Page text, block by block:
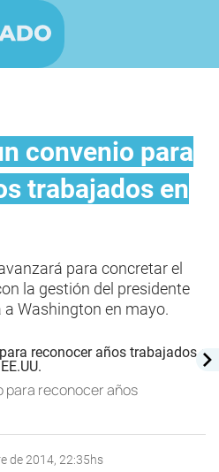
convenio para
trabajados en
para concretar el
la gestión del presidente
Washington en mayo.
para reconocer años
de 2014, 22:35hs